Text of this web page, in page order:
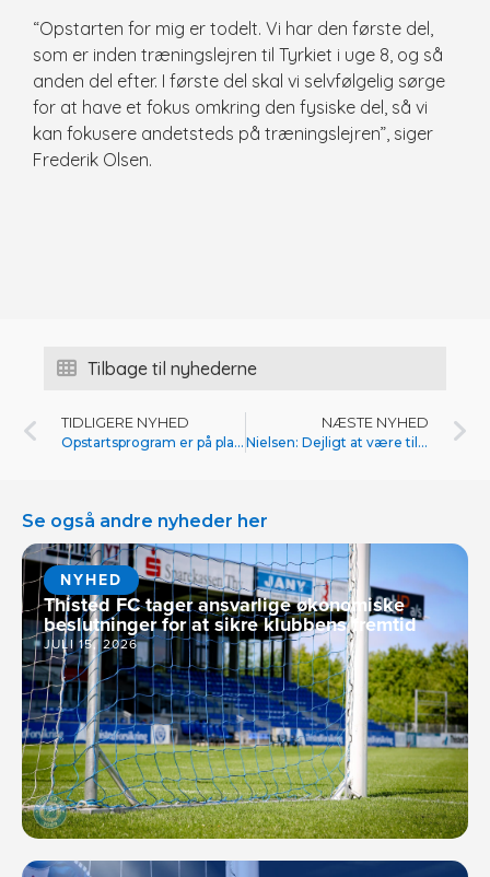
“Opstarten for mig er todelt. Vi har den første del,
som er inden træningslejren til Tyrkiet i uge 8, og så
anden del efter. I første del skal vi selvfølgelig sørge
for at have et fokus omkring den fysiske del, så vi
kan fokusere andetsteds på træningslejren”, siger
Frederik Olsen.
Tilbage til nyhederne
TIDLIGERE NYHED
Opstartsprogram er på plads
NÆSTE NYHED
Nielsen: Dejligt at være tilbage
Se også andre nyheder her
NYHED
Thisted FC tager ansvarlige økonomiske
beslutninger for at sikre klubbens fremtid
JULI 15, 2026